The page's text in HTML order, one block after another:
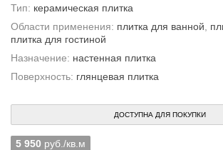
Тип: керамическая плитка
Области применения: плитка для ванной
плитка для гостиной
Назначение: настенная плитка
Поверхность: глянцевая плитка
ДОСТУПНА ДЛЯ ПОКУПКИ
5 950 руб./кв.м